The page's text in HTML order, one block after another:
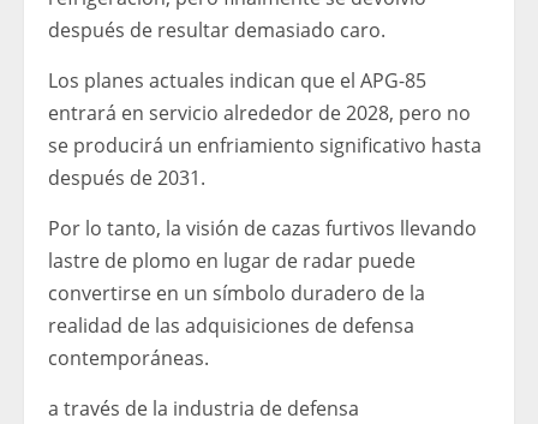
después de resultar demasiado caro.
Los planes actuales indican que el APG-85
entrará en servicio alrededor de 2028, pero no
se producirá un enfriamiento significativo hasta
después de 2031.
Por lo tanto, la visión de cazas furtivos llevando
lastre de plomo en lugar de radar puede
convertirse en un símbolo duradero de la
realidad de las adquisiciones de defensa
contemporáneas.
a través de la industria de defensa